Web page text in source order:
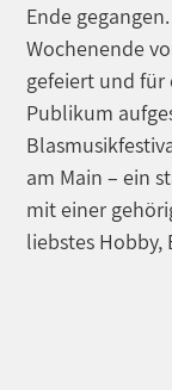
Ende
Wochenende
gefeiert und für
Publikum
am Main – ein
mit einer
liebstes Hobby,